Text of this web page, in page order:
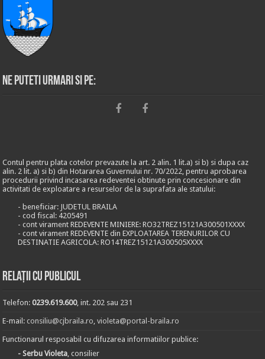
Ne puteti urmari si pe:
Contul pentru plata cotelor prevazute la art. 2 alin. 1 lit.a) si b) si dupa caz
alin. 2 lit. a) si b) din Hotararea Guvernului nr. 70/2022, pentru aprobarea
procedurii privind incasarea redeventei obtinute prin concesionare din
activitati de exploatare a resurselor de la suprafata ale statului:
- beneficiar: JUDETUL BRAILA
- cod fiscal: 4205491
- cont virament REDEVENTE MINIERE: RO32TREZ15121A300501XXXX
- cont virament REDEVENTE din EXPLOATAREA TERENURILOR CU
DESTINATIE AGRICOLA: RO14TREZ15121A300505XXXX
Relații cu publicul
Telefon:0239.619.600, int. 202 sau 231
E-mail:consiliu@cjbraila.ro,violeta@portal-braila.ro
Functionarul resposabil cu difuzarea informatiilor publice:
- Serbu Violeta, consilier